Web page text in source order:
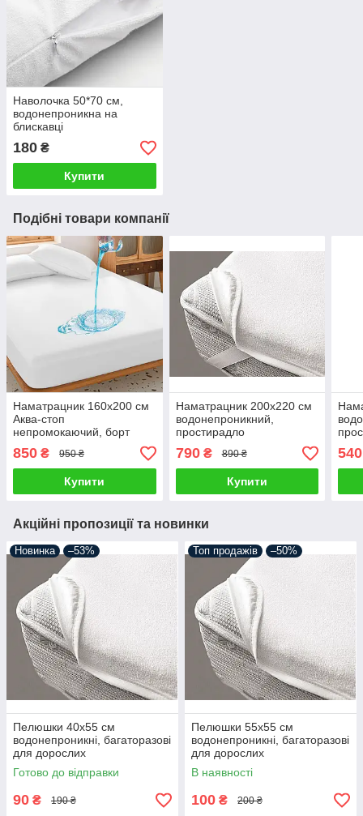
Наволочка 50*70 см,
водонепроникна на
блискавці
180 ₴
Купити
Подібні товари компанії
Наматрацник 160х200 см
Аква-стоп
непромокаючий, борт
водонепроникне махрове
простирадло на гумці |
захисний чохол
850 ₴ 950 ₴
Купити
Наматрацник 200х220 см
водонепроникний,
простирадло
непромокаюче махрове
на 4 гумках по кутах
790₴ 890 ₴
Купити
на 4
540
Акційні пропозиції та новинки
Новинка –53%
Пелюшки 40х55 см
водонепроникні, багаторазові
для дорослих
Готово до відправки
90 ₴ 190 ₴
Топ продажів –50%
Пелюшки 55х55 см
водонепроникні, багаторазові
для дорослих
В наявності
100 ₴ 200 ₴